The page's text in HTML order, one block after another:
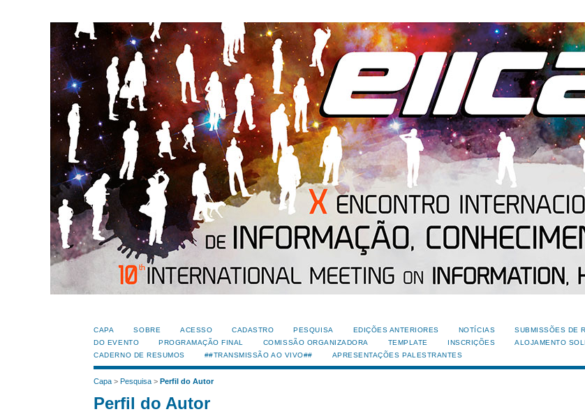
CAPA SOBRE ACESSO CADASTRO PESQUISA EDIÇÕES ANTERIORES NOTÍCIAS SUBMISSÕES DE
DO EVENTO
PROGRAMAÇÃO FINAL COMISSÃO ORGANIZADORA TEMPLATE INSCRIÇÕES
ALOJAMENTO
CADERNO DE RESUMOS
##TRANSMISSÃO AO VIVO## APRESENTAÇÕES PALESTRANTES
Capa >Pesquisa >Perfil do Autor
Perfil do Autor